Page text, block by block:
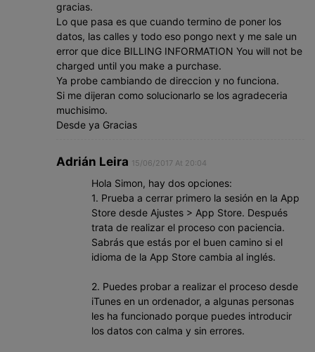
gracias.
Lo que pasa es que cuando termino de poner los
datos, las calles y todo eso pongo next y me sale un
error que dice BILLING INFORMATION You will not be
charged until you make a purchase.
Ya probe cambiando de direccion y no funciona.
Si me dijeran como solucionarlo se los agradeceria
muchisimo.
Desde ya Gracias
Adrián Leira 15/06/2017 At 20:04
Hola Simon, hay dos opciones:
1. Prueba a cerrar primero la sesión en la App
Store desde Ajustes > App Store. Después
trata de realizar el proceso con paciencia.
Sabrás que estás por el buen camino si el
idioma de la App Store cambia al inglés.
2. Puedes probar a realizar el proceso desde
iTunes en un ordenador, a algunas personas
les ha funcionado porque puedes introducir
los datos con calma y sin errores.